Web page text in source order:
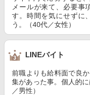
メールが来て、必要事
す。時間を気にせずに
う。（40代／女性）
LINEバイト
前職よりも給料面で良
集があった事。個人的
／男性）